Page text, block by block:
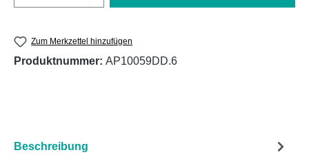
Zum Merkzettel hinzufügen
Produktnummer: AP10059DD.6
Beschreibung